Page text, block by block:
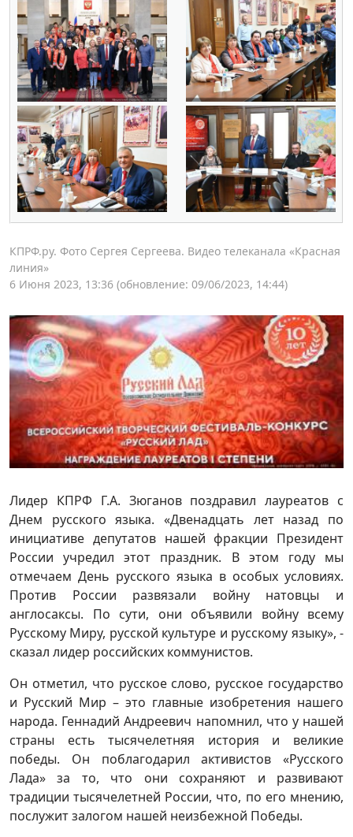
КПРФ.ру. Фото Сергея Сергеева. Видео телеканала «Красная
линия»
6 Июня 2023, 13:36 (обновление: 09/06/2023, 14:44)
Лидер КПРФ Г.А. Зюганов поздравил лауреатов с
Днем русского языка. «Двенадцать лет назад по
инициативе депутатов нашей фракции Президент
России учредил этот праздник. В этом году мы
отмечаем День русского языка в особых условиях.
Против России развязали войну натовцы и
англосаксы. По сути, они объявили войну всему
Русскому Миру, русской культуре и русскому языку», -
сказал лидер российских коммунистов.
Он отметил, что русское слово, русское государство
и Русский Мир – это главные изобретения нашего
народа. Геннадий Андреевич напомнил, что у нашей
страны есть тысячелетняя история и великие
победы. Он поблагодарил активистов «Русского
Лада» за то, что они сохраняют и развивают
традиции тысячелетней России, что, по его мнению,
послужит залогом нашей неизбежной Победы.